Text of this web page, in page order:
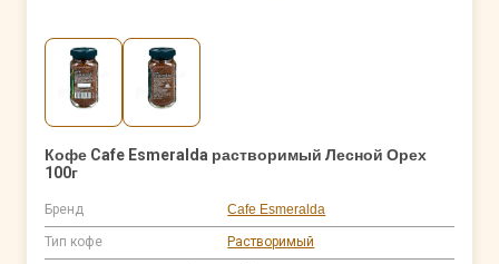
Кофе Cafe Esmeralda растворимый Лесной Орех
100г
Бренд Cafe Esmeralda
Тип кофе Растворимый